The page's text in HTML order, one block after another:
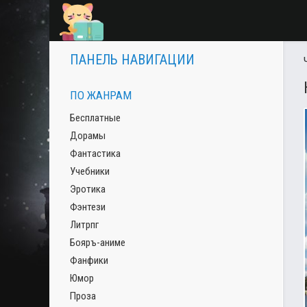
ПАНЕЛЬ НАВИГАЦИИ
ПО ЖАНРАМ
Бесплатные
Дорамы
Фантастика
Учебники
Эротика
Фэнтези
Литрпг
Бояръ-аниме
Фанфики
Юмор
Проза